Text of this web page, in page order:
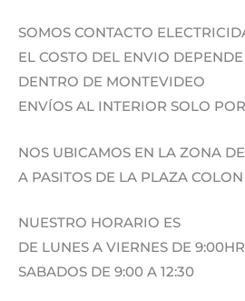
SOMOS CONTACTO
EL COSTO DEL ENVIO
DENTRO DE MONTEVIDEO
ENVÍOS AL INTERIOR SOLO
NOS UBICAMOS EN LA ZONA
A PASITOS DE LA PLAZA COLON
NUESTRO HORARIO ES
DE LUNES A VIERNES DE
SABADOS DE 9:00 A 12:30